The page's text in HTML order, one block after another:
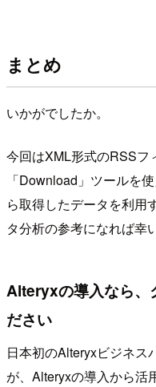
まとめ
いかがでしたか。
今回はXML形式のRSSフ
「Download」ツールを
ら取得したデータを利用
タ分析の参考になれば幸
Alteryxの導入なら、
ださい
日本初のAlteryxビジネス
が、Alteryxの導入から活